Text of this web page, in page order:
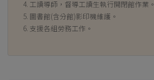
工讀導師，督導工讀生執行開閉館作業。
圖書館(含分館)影印機維護。
支援各組勞務工作。